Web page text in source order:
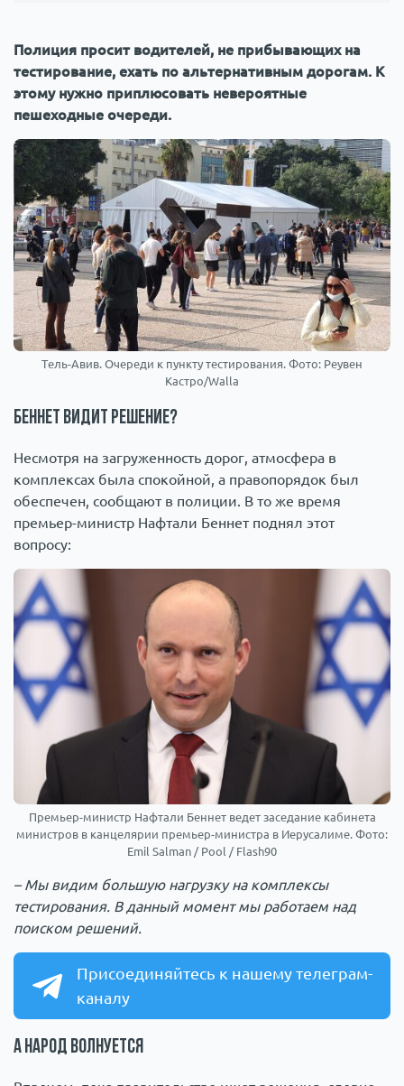
Полиция просит водителей, не прибывающих на
тестирование, ехать по альтернативным дорогам. К
этому нужно приплюсовать невероятные
пешеходные очереди.
Тель-Авив. Очереди к пункту тестирования. Фото: Реувен
Кастро/Walla
Беннет видит решение?
Несмотря на загруженность дорог, атмосфера в
комплексах была спокойной, а правопорядок был
обеспечен, сообщают в полиции. В то же время
премьер-министр Нафтали Беннет поднял этот
вопросу:
Премьер-министр Нафтали Беннет ведет заседание кабинета
министров в канцелярии премьер-министра в Иерусалиме. Фото:
Emil Salman / Pool / Flash90
– Мы видим большую нагрузку на комплексы
тестирования. В данный момент мы работаем над
поиском решений.
Присоединяйтесь к нашему телеграм-
каналу
А народ волнуется